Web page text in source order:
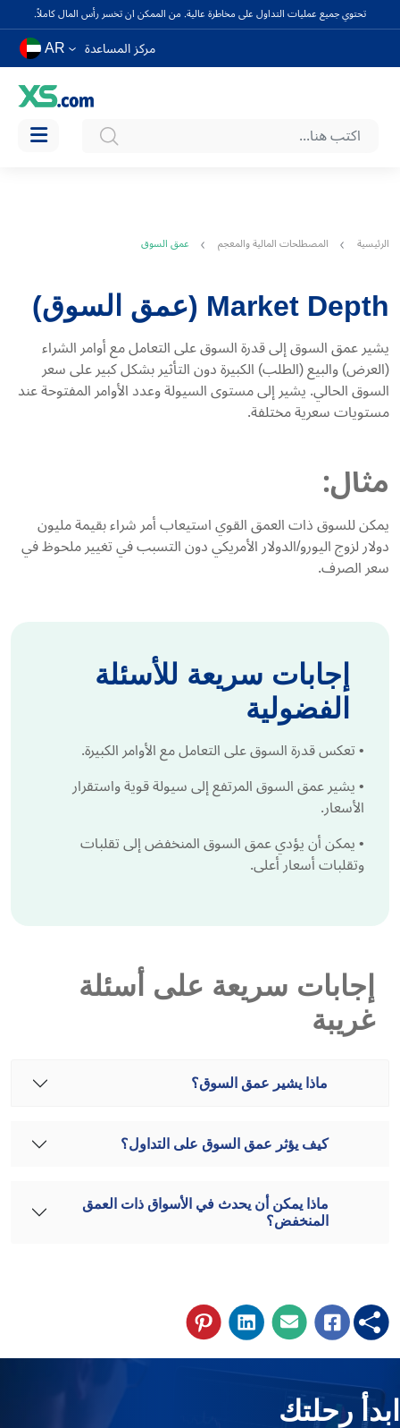
تحتوي جميع عمليات التداول على مخاطرة عالية. من الممكن ان تخسر رأس المال كاملاً.
مركز المساعدة AR
الرئيسية المصطلحات المالية والمعجم عمق السوق
Market Depth (عمق السوق)
يشير عمق السوق إلى قدرة السوق على التعامل مع أوامر الشراء
(العرض) والبيع (الطلب) الكبيرة دون التأثير بشكل كبير على سعر
السوق الحالي. يشير إلى مستوى السيولة وعدد الأوامر المفتوحة عند
مستويات سعرية مختلفة.
مثال:
يمكن للسوق ذات العمق القوي استيعاب أمر شراء بقيمة مليون
دولار لزوج اليورو/الدولار الأمريكي دون التسبب في تغيير ملحوظ في
سعر الصرف.
إجابات سريعة للأسئلة
الفضولية
•تعكس قدرة السوق على التعامل مع الأوامر الكبيرة.
•يشير عمق السوق المرتفع إلى سيولة قوية واستقرار
الأسعار.
•يمكن أن يؤدي عمق السوق المنخفض إلى تقلبات
وتقلبات أسعار أعلى.
إجابات سريعة على أسئلة
غريبة
ماذا يشير عمق السوق؟
كيف يؤثر عمق السوق على التداول؟
ماذا يمكن أن يحدث في الأسواق ذات العمق
المنخفض؟
ابدأ رحلتك